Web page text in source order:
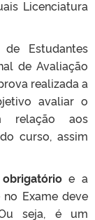
Licenciatura
Estudantes
de Avaliação
realizada a
avaliar o
relação aos
curso, assim
e a
Exame deve
seja, é um